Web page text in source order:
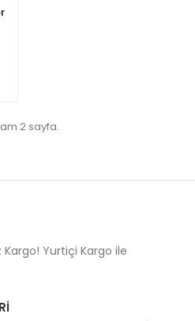
2 sayfa.
Kargo! Yurtiçi Kargo ile